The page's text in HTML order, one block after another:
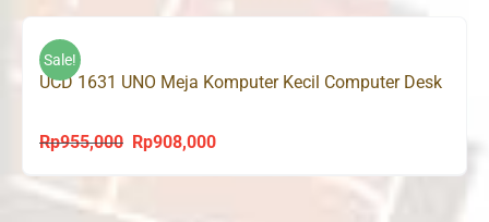
Sale!
UCD 1631 UNO Meja Komputer Kecil Computer Desk
Rp955,000
Original
Rp908,000Current